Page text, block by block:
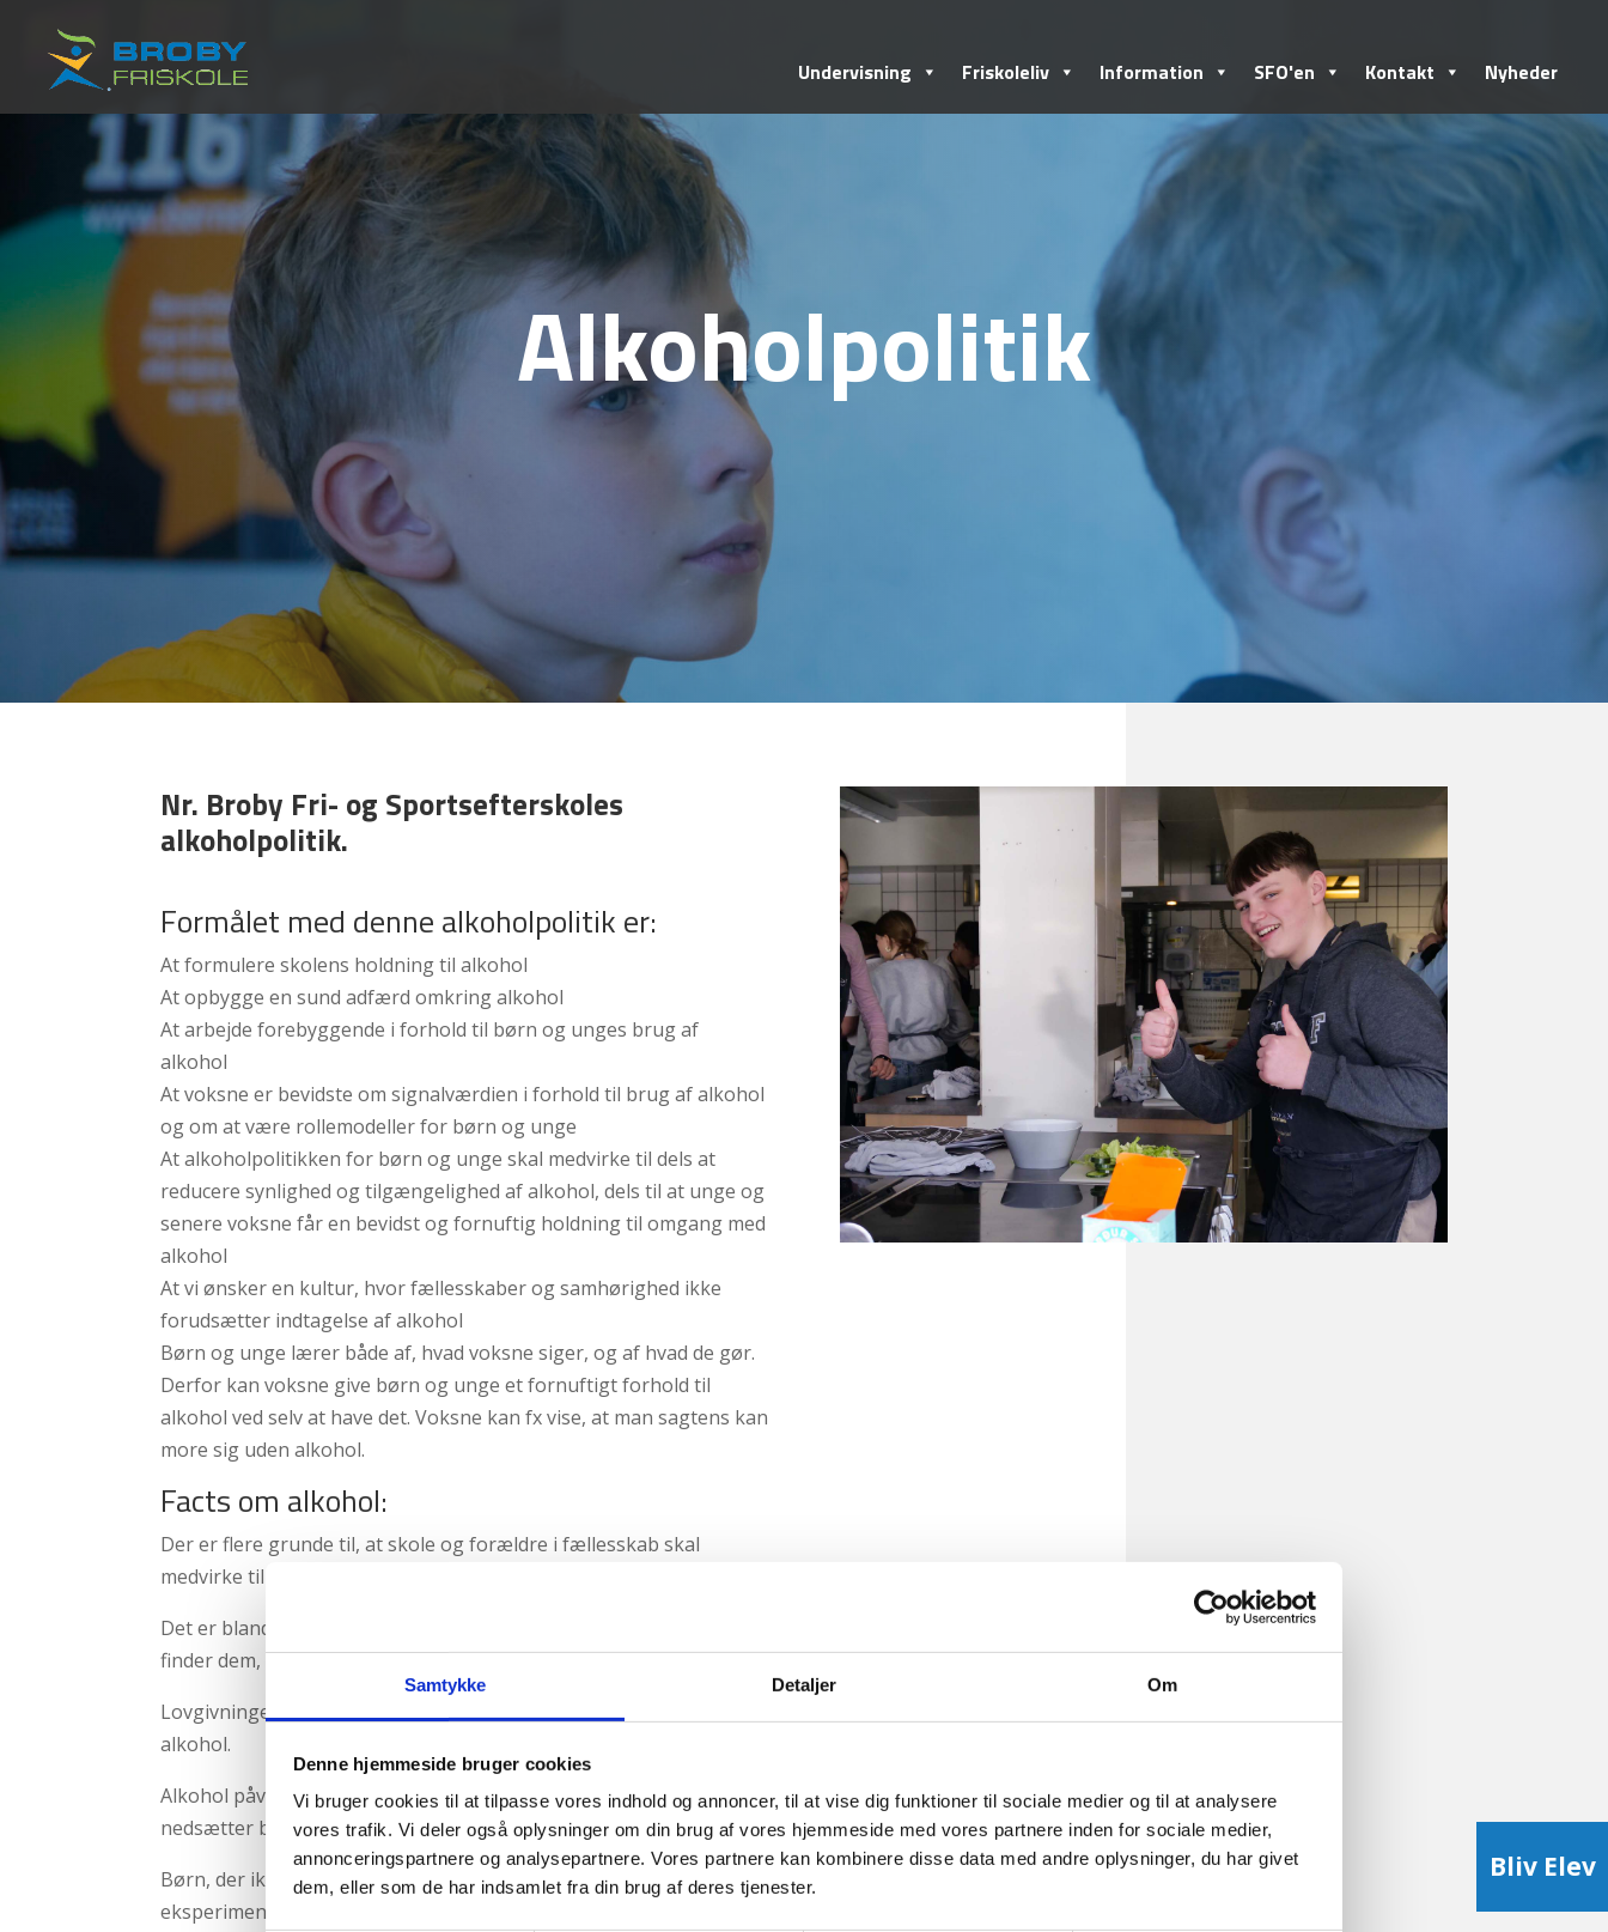
Samtykke Detaljer Om
Denne hjemmeside bruger cookies
Vi bruger cookies til at tilpasse vores indhold og annoncer, til at vise dig funktioner til sociale medier og til at analysere
vores trafik. Vi deler også oplysninger om din brug af vores hjemmeside med vores partnere inden for sociale medier,
annonceringspartnere og analysepartnere. Vores partnere kan kombinere disse data med andre oplysninger, du har givet
dem, eller som de har indsamlet fra din brug af deres tjenester.
Undervisning Friskoleliv Information SFO'en Kontakt Nyheder
Alkoholpolitik
Nr. Broby Fri- og Sportsefterskoles
alkoholpolitik.
Formålet med denne alkoholpolitik er:
At formulere skolens holdning til alkohol
At opbygge en sund adfærd omkring alkohol
At arbejde forebyggende i forhold til børn og unges brug af
alkohol
At voksne er bevidste om signalværdien i forhold til brug af alkohol
og om at være rollemodeller for børn og unge
At alkoholpolitikken for børn og unge skal medvirke til dels at
reducere synlighed og tilgængelighed af alkohol, dels til at unge og
senere voksne får en bevidst og fornuftig holdning til omgang med
alkohol
At vi ønsker en kultur, hvor fællesskaber og samhørighed ikke
forudsætter indtagelse af alkohol
Børn og unge lærer både af, hvad voksne siger, og af hvad de gør.
Derfor kan voksne give børn og unge et fornuftigt forhold til
alkohol ved selv at have det. Voksne kan fx vise, at man sagtens kan
more sig uden alkohol.
Facts om alkohol:
Der er flere grunde til, at skole og forældre i fællesskab skal
medvirke til at bremse unges forbrug af alkohol:
Det er blandt børn og unge, der ryger og drikker, at vi senere
finder dem, der eksperimenterer med stoffer.
Lovgivningen signalerer, at børn under 16 år ikke bør drikke
alkohol.
Alkohol påvirker børnenes hjerner, der er under udvikling. Alkohol
nedsætter bl.a. hukommelsen og indlæringen.
Børn, der ikke drikker alkohol, vil sjældnere begynde at ryge og
eksperimentere med andre stoffer.
Bliv Elev